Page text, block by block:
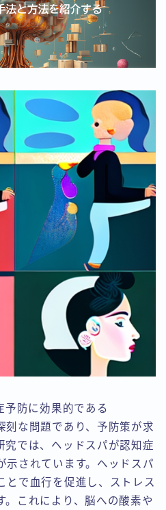
予防に効果的である
刻な問題であり、予防策が求
究では、ヘッドスパが認知症
示されています。ヘッドスパ
とで血行を促進し、ストレス
。これにより、脳への酸素や